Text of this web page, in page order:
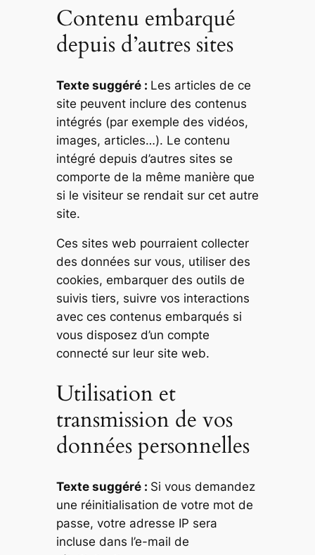
Contenu embarqué
depuis d’autres sites
Texte suggéré : Les articles de ce
site peuvent inclure des contenus
intégrés (par exemple des vidéos,
images, articles…). Le contenu
intégré depuis d’autres sites se
comporte de la même manière que
si le visiteur se rendait sur cet autre
site.
Ces sites web pourraient collecter
des données sur vous, utiliser des
cookies, embarquer des outils de
suivis tiers, suivre vos interactions
avec ces contenus embarqués si
vous disposez d’un compte
connecté sur leur site web.
Utilisation et
transmission de vos
données personnelles
Texte suggéré : Si vous demandez
une réinitialisation de votre mot de
passe, votre adresse IP sera
incluse dans l’e-mail de